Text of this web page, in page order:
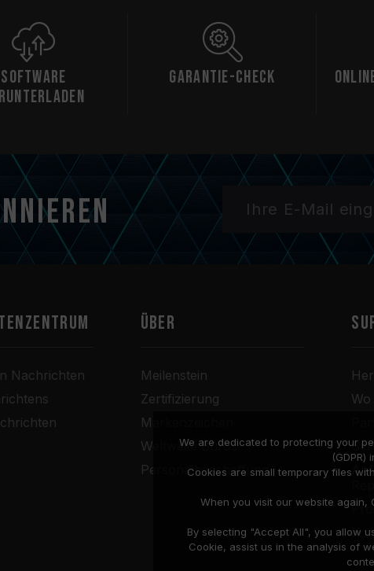
Software
Garantie-Check
Nachrichten
Über
Meilenstein
Zertifizierung
Markenzeichen
Weltweite Büros
Personalbeschaffung
We are dedicated to protecting your
(GDPR)
Cookies are small temporary files
When you visit our website
By selecting "Accept All", you allow
Cookie, assist us in the analysis of